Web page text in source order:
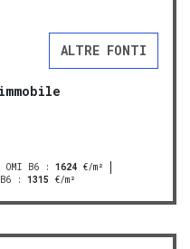
ALTRE FONTI
B6 : 1624 €/m²
: 1315 €/m²